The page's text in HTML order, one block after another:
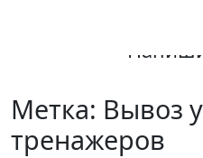
Метка: Вывоз
тренажеров